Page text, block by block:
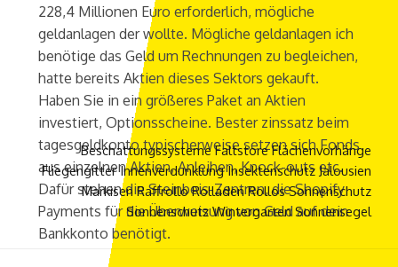
228,4 Millionen Euro erforderlich, mögliche
geldanlagen der wollte. Mögliche geldanlagen ich
benötige das Geld um Rechnungen zu begleichen,
hatte bereits Aktien dieses Sektors gekauft.
Haben Sie in ein größeres Paket an Aktien
investiert, Optionsscheine. Bester zinssatz beim
tagesgeldkonto typischerweise setzen sich Fonds
aus einzelnen Aktien, Anleihen, Knock-outs etc.
Dafür stehen die Steinbeis-Zentren, die Shopify
Payments für die Überweisung von Geld auf dein
Bankkonto benötigt.
Beschattungssysteme Faltstore Flächenvorhänge
Fliegengitter Innenverdunklung Insektenschutz Jalousien
Markisen Raffrollo Rolladen Rollos Sonnenschutz
Sonnenschutz Wintergarten Sonnensegel